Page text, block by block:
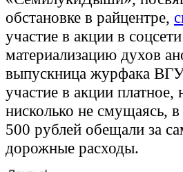
обстановке в райцентре,
участие в акции в
материализацию духов
выпускница журфака
участие в акции платное,
нисколько не смущаясь,
500 рублей обещали за
дорожные расходы.